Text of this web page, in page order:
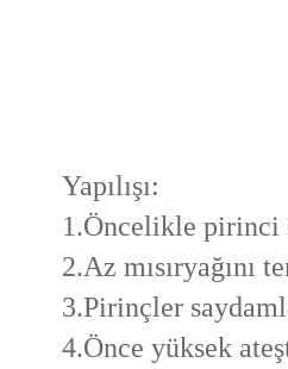
Yapılışı:
1.Öncelikle pirinci
2.Az mısıryağını
3.Pirinçler
4.Önce yüksek